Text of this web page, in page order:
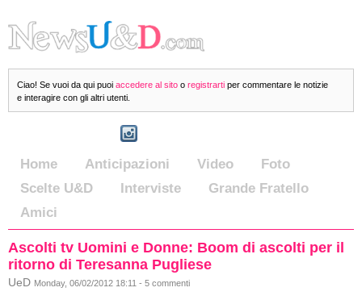
Ciao! Se vuoi da qui puoi accedere al sito o registrarti per commentare le notizie
e interagire con gli altri utenti.
Home Anticipazioni Video
Foto
Scelte U&D
Interviste
Grande Fratello
Amici
Ascolti tv Uomini e Donne: Boom di ascolti per il
ritorno di Teresanna Pugliese
UeD Monday, 06/02/2012 18:11 - 5 commenti